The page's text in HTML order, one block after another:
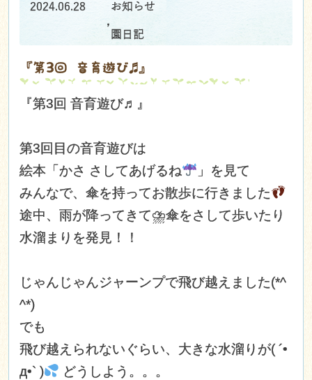
2024.06.28 お知らせ
,
園日記
『第3回 音育遊び♬』
『第3回 音育遊び♬ 』
第3回目の音育遊びは
絵本「かさ さしてあげるね
」を見て
みんなで、傘を持ってお散歩に行きました
途中、雨が降ってきて⛈傘をさして歩いたり
水溜まりを発見！！
じゃんじゃんジャーンプで飛び越えました(*^
^*)
でも
飛び越えられないぐらい、大きな水溜りが( ´•
д•` )
どうしよう。。。